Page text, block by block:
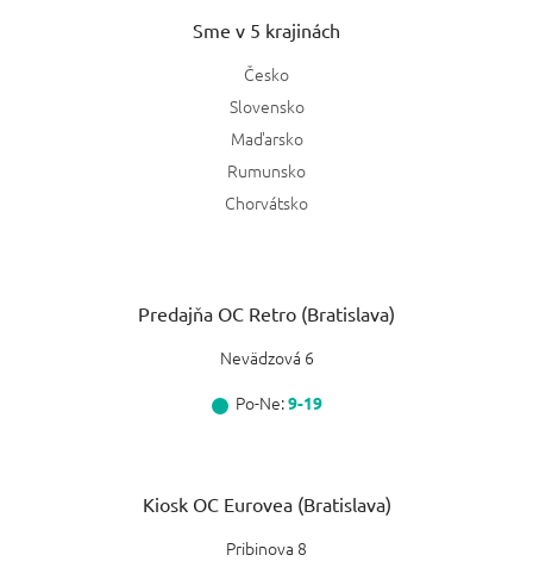
Sme v 5 krajinách
Česko
Slovensko
Maďarsko
Rumunsko
Chorvátsko
Predajňa OC Retro (Bratislava)
Nevädzová 6
Po-Ne:9-19
Kiosk OC Eurovea (Bratislava)
Pribinova 8